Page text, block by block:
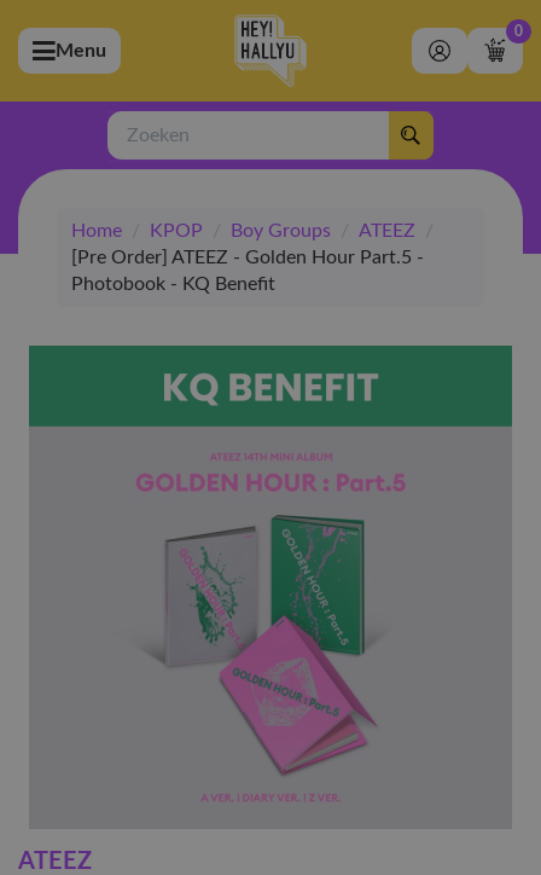
(Artiesten)
(Merchandise)
(Exclusive)
(Winkel)
Menu
0
Zoeken
Home / KPOP / Boy Groups / ATEEZ
/
[Pre Order] ATEEZ - Golden Hour Part.5 -
Photobook - KQ Benefit
ATEEZ